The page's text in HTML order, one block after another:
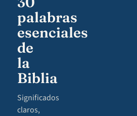
palabras
esenciales
de
la
Biblia
Significados
claros,